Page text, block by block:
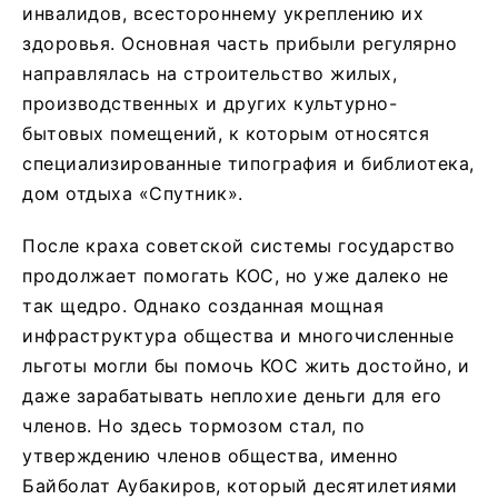
инвалидов, всестороннему укреплению их
здоровья. Основная часть прибыли регулярно
направлялась на строительство жилых,
производственных и других культурно-
бытовых помещений, к которым относятся
специализированные типография и библиотека,
дом отдыха «Спутник».
После краха советской системы государство
продолжает помогать КОС, но уже далеко не
так щедро. Однако созданная мощная
инфраструктура общества и многочисленные
льготы могли бы помочь КОС жить достойно, и
даже зарабатывать неплохие деньги для его
членов. Но здесь тормозом стал, по
утверждению членов общества, именно
Байболат Аубакиров, который десятилетиями